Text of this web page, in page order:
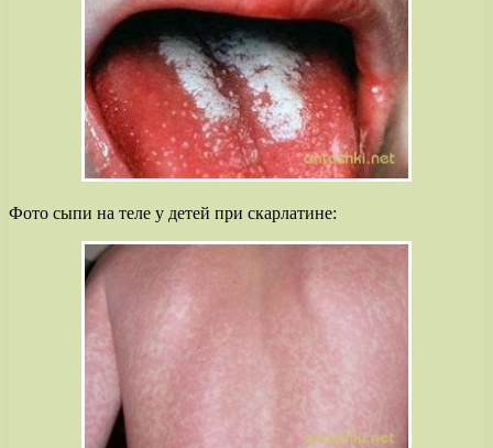
Фото сыпи на теле у детей при скарлатине: